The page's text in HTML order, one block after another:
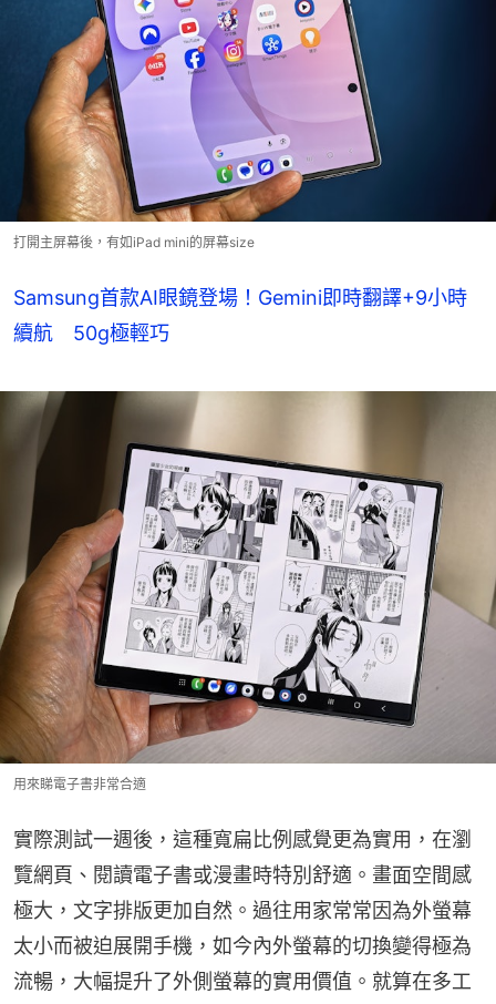
打開主屏幕後，有如iPad mini的屏幕size
Samsung首款AI眼鏡登場！Gemini即時翻譯+9小時
續航 50g極輕巧
用來睇電子書非常合適
實際測試一週後，這種寬扁比例感覺更為實用，在瀏
覽網頁、閱讀電子書或漫畫時特別舒適。畫面空間感
極大，文字排版更加自然。過往用家常常因為外螢幕
太小而被迫展開手機，如今內外螢幕的切換變得極為
流暢，大幅提升了外側螢幕的實用價值。就算在多工